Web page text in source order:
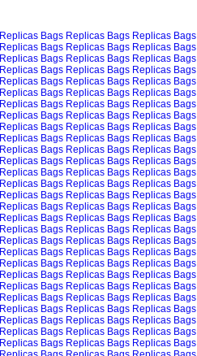
Replicas Bags Replicas Bags Replicas Bags
Replicas Bags Replicas Bags Replicas Bags
Replicas Bags Replicas Bags Replicas Bags
Replicas Bags Replicas Bags Replicas Bags
Replicas Bags Replicas Bags Replicas Bags
Replicas Bags Replicas Bags Replicas Bags
Replicas Bags Replicas Bags Replicas Bags
Replicas Bags Replicas Bags Replicas Bags
Replicas Bags Replicas Bags Replicas Bags
Replicas Bags Replicas Bags Replicas Bags
Replicas Bags Replicas Bags Replicas Bags
Replicas Bags Replicas Bags Replicas Bags
Replicas Bags Replicas Bags Replicas Bags
Replicas Bags Replicas Bags Replicas Bags
Replicas Bags Replicas Bags Replicas Bags
Replicas Bags Replicas Bags Replicas Bags
Replicas Bags Replicas Bags Replicas Bags
Replicas Bags Replicas Bags Replicas Bags
Replicas Bags Replicas Bags Replicas Bags
Replicas Bags Replicas Bags Replicas Bags
Replicas Bags Replicas Bags Replicas Bags
Replicas Bags Replicas Bags Replicas Bags
Replicas Bags Replicas Bags Replicas Bags
Replicas Bags Replicas Bags Replicas Bags
Replicas Bags Replicas Bags Replicas Bags
Replicas Bags Replicas Bags Replicas Bags
Replicas Bags Replicas Bags Replicas Bags
Replicas Bags Replicas Bags Replicas Bags